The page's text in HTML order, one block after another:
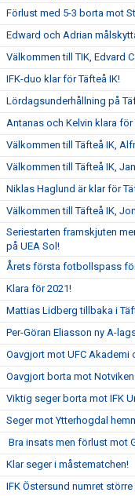
Förlust med 5-3 borta mot
Edward och Adrian
Välkommen till TIK, Edvard
IFK-duo klar för Täfteå IK!
Lördagsunderhållning på
Antanas och Kelvin klara för
Välkommen till Täfteå IK,
Välkommen till Täfteå IK,
Niklas Haglund är klar för
Välkommen till Täfteå IK,
Seriestarten framskjuten
på UEA Sol!
Årets första fotbollspass
Klara för 2021!
Mattias Lidberg tillbaka i
Per-Göran Eliasson ny A-
Oavgjort mot UFC Akademi
Oavgjort borta mot
Viktig seger borta mot IFK
Seger mot Ytterhogdal
Bra insats men förlust mot
Klar seger i måstematchen!
IFK Östersund numret